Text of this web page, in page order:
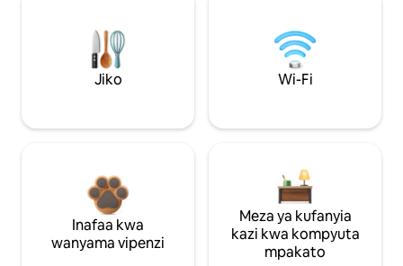
Jiko Wi-Fi
Inafaa kwa
wanyama vipenzi
Meza ya kufanyia
kazi kwa kompyuta
mpakato